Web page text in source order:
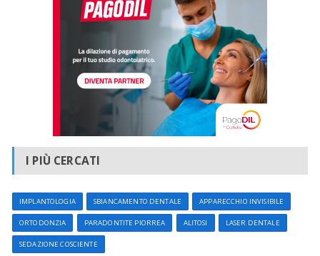
I PIÙ CERCATI
IMPLANTOLOGIA SBIANCAMENTO DENTALE APPARECCHIO INVISIBILE
ORTODONZIA PARADONTITE PIORREA ALITOSI LASER DENTALE
SEDAZIONE COSCIENTE